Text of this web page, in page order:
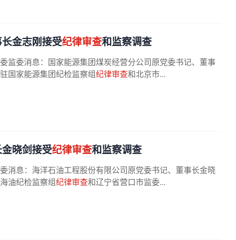
金志刚接受纪律审查和监察调查
监委消息：国家能源集团煤炭经营分公司原党委书记、董事
国家能源集团纪检监察组纪律审查和北京市...
晓剑接受纪律审查和监察调查
消息：海洋石油工程股份有限公司原党委书记、董事长金晓
油纪检监察组纪律审查和辽宁省营口市监委...